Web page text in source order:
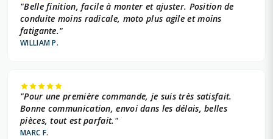
"Belle finition, facile à monter et ajuster. Position de
conduite moins radicale, moto plus agile et moins
fatigante."
WILLIAM P.
"Pour une première commande, je suis très satisfait.
Bonne communication, envoi dans les délais, belles
pièces, tout est parfait."
MARC F.